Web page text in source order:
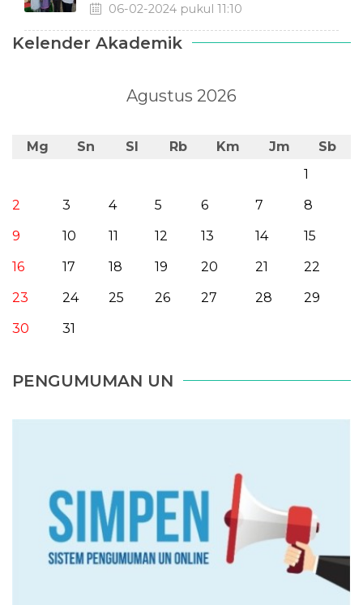
06-02-2024 pukul 11:10
Kelender Akademik
Agustus 2026
Mg Sn Sl Rb Km Jm
Sb
1
2
3 4 5 6 7
8
9
10 11 12 13 14
15
16
17 18 19 20 21
22
23
24 25 26 27 28
29
30
31
PENGUMUMAN UN